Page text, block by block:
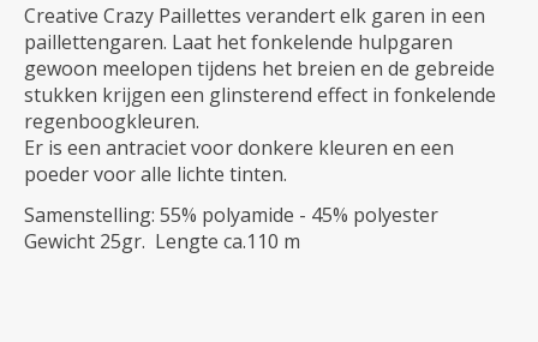
Creative Crazy Paillettes verandert elk garen in een
paillettengaren. Laat het fonkelende hulpgaren
gewoon meelopen tijdens het breien en de gebreide
stukken krijgen een glinsterend effect in fonkelende
regenboogkleuren.
Er is een antraciet voor donkere kleuren en een
poeder voor alle lichte tinten.
Samenstelling: 55% polyamide - 45% polyester
Gewicht 25gr. Lengte ca.110 m